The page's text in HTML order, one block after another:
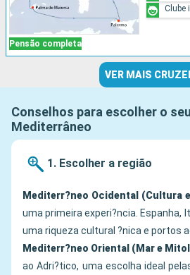
Pensão completa
Clube
VER MAIS
Conselhos para escolher o
Mediterrâneo
1. Escolher a região
Mediterr?neo Ocidental (Cultura
uma primeira experi?ncia. Espanha,
uma riqueza cultural ?nica e portos
Mediterr?neo Oriental (Mar e
ao Adri?tico, uma escolha ideal